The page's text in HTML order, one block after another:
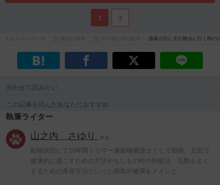
1 2
その他の犬の散歩 強風の日に犬の散歩に行く時の
合わせて読みたい
この記事を読んだあなたにおすすめ
執筆ライター
山之内 さゆり さん
動物病院にて10年間トリマー兼動物看護士として勤務。元気で
健康的に過ごすための方法やもしもの時の対処法、毛艶をよく
するための美容方法といった病気や健康をメインと…